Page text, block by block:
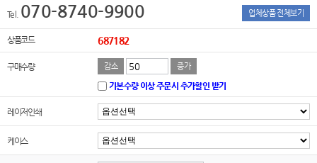
Tel. 070-8740-9900 업체상품 전체보기
상품코드 687182
구매수량 감소 증가
기본수량 이상 주문시 추가할인 받기
레이저인쇄
케이스